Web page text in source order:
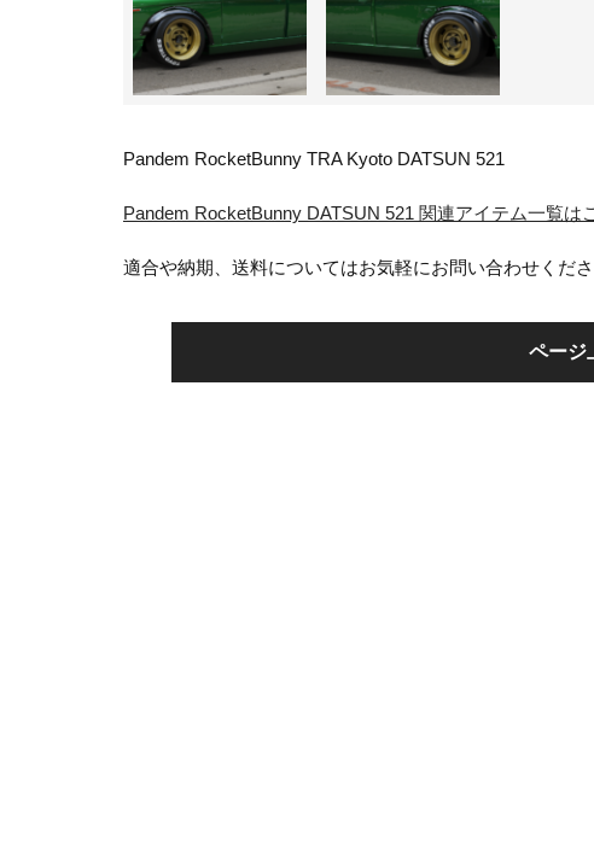
Pandem RocketBunny TRA Kyoto DATSUN 521
Pandem RocketBunny DATSUN 521 関連アイテム一覧は
適合や納期、送料についてはお気軽にお問い合わせくださ
ページ